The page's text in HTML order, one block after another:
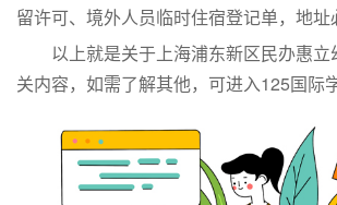
留许可、境外人员临时住宿登记单，地址
以上就是关于上海浦东新区民办惠立
关内容，如需了解其他，可进入125国际